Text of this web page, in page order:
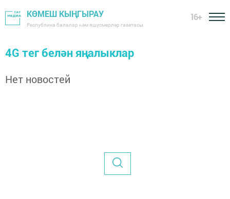
КӨМЕШ КЫҢГЫРАУ
Республика балалар һәм яшүсмерләр газетасы
16+
4G тег белән яңалыклар
Нет новостей